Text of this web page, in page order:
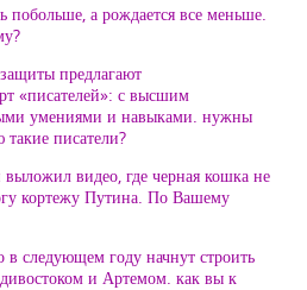
побольше, а рождается все меньше.
предлагают
«писателей»: с высшим
умениями и навыками. нужны
писатели?
видео, где черная кошка не
кортежу Путина. По Вашему
следующем году начнут строить
и Артемом. как вы к